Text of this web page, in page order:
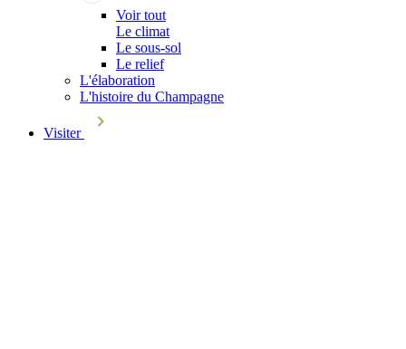
Voir tout
Le climat
Le sous-sol
Le relief
L'élaboration
L'histoire du Champagne
Visiter